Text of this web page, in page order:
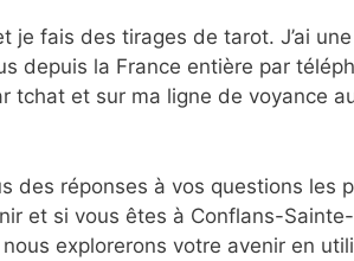
fais des tirages de tarot. J’ai
depuis la France entière par
tchat et sur ma ligne de voyance
des réponses à vos questions les
et si vous êtes à Conflans-
explorerons votre avenir en